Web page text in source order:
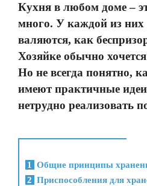
Кухня в любом доме –
много. У каждой из них
валяются, как
Хозяйке обычно
Но не всегда понятно,
имеют практичные
нетрудно реализовать
1
Общие принципы
2 Приспособления для